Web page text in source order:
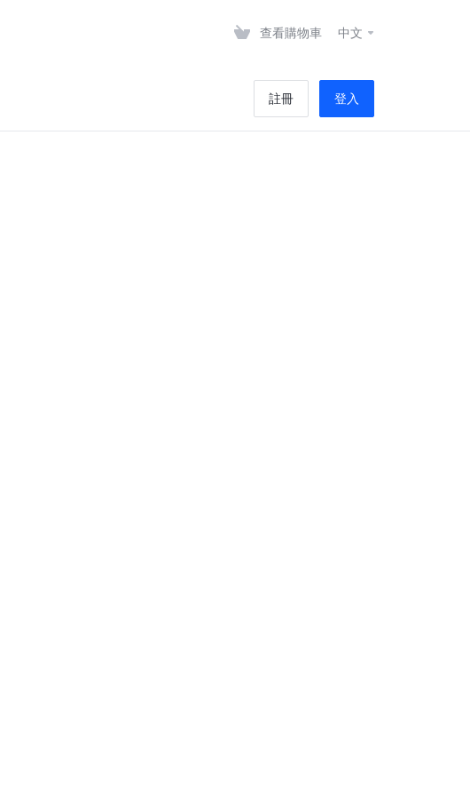
查看購物車 中文
註冊 登入